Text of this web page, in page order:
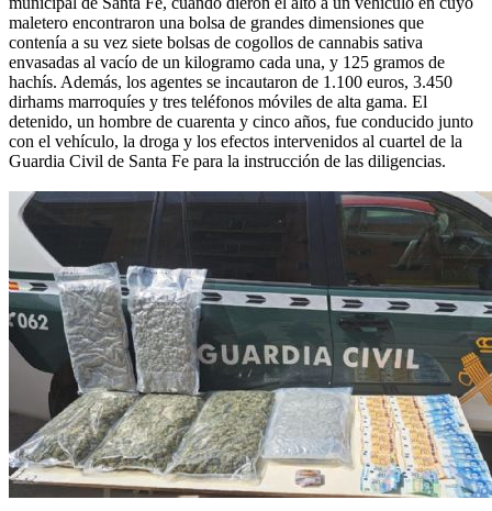
maletero encontraron una bolsa de grandes dimensiones que
contenía a su vez siete bolsas de cogollos de cannabis sativa
envasadas al vacío de un kilogramo cada una, y 125 gramos de
hachís. Además, los agentes se incautaron de 1.100 euros, 3.450
dirhams marroquíes y tres teléfonos móviles de alta gama. El
detenido, un hombre de cuarenta y cinco años, fue conducido junto
con el vehículo, la droga y los efectos intervenidos al cuartel de la
Guardia Civil de Santa Fe para la instrucción de las diligencias.